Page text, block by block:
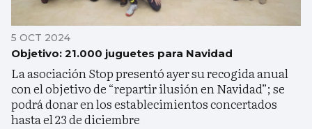
5 OCT 2024
Objetivo: 21.000 juguetes para Navidad
La asociación Stop presentó ayer su recogida anual
con el objetivo de “repartir ilusión en Navidad”; se
podrá donar en los establecimientos concertados
hasta el 23 de diciembre